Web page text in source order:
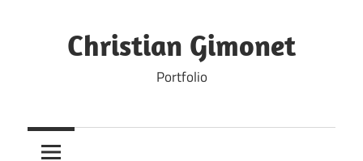
contentChristian Gimonet
Portfolio